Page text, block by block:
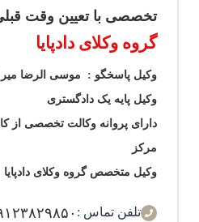
تخصصی با تعیین وقت
گروه وکلای دادپایا
وکیل پاسخگو : موسی الرضا میر
وکیل پایه یک دادگستری
دارای پروانه وکالت تخصصی از
مرکز
وکیل متخصص گروه وکلای دادپایا
تلفن تماس :